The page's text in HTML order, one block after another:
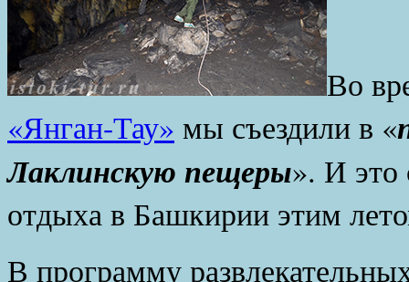
Во
«Янган-Тау» мы съездили в «
Лаклинскую пещеры». И это
отдыха в Башкирии этим
В программу